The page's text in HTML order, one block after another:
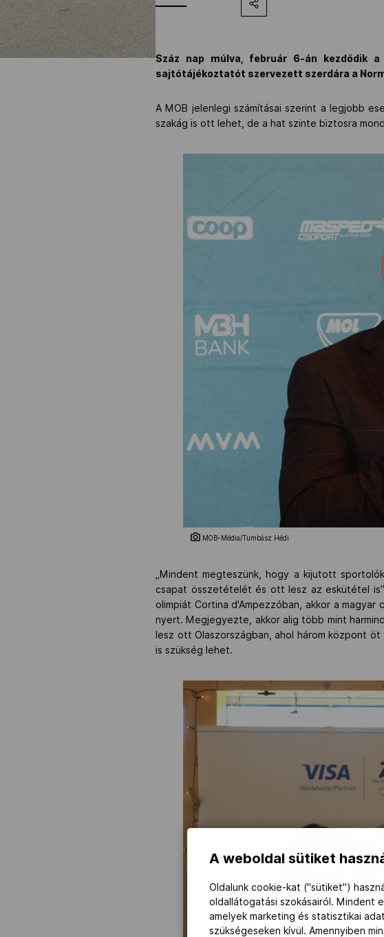
Száz nap múlva, február 6-án kezdődik
sajtótájékoztatót szervezett szerdára a
A MOB jelenlegi számításai szerint a legjobb
szakág is ott lehet, de a hat szinte biztosra
MOB-Média/Tumbász Hédi
„Mindent megteszünk, hogy a kijutott
csapat összetételét és ott lesz az eskütétel
olimpiát Cortina d'Ampezzóban, akkor a
nyert. Megjegyezte, akkor alig több mint
lesz ott Olaszországban, ahol három központ
is szükség lehet.
A weboldal sütiket
Oldalunk cookie-kat ("sütiket")
oldallátogatási szokásairól. Mindent
amelyek marketing és statisztikai
szükségeseken kívül. Amennyiben